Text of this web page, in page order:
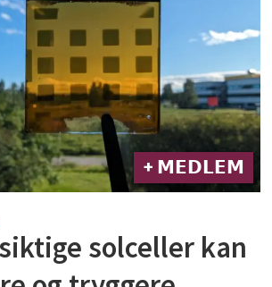
+ 𝗠𝗘𝗗𝗟𝗘𝗠
solceller kan